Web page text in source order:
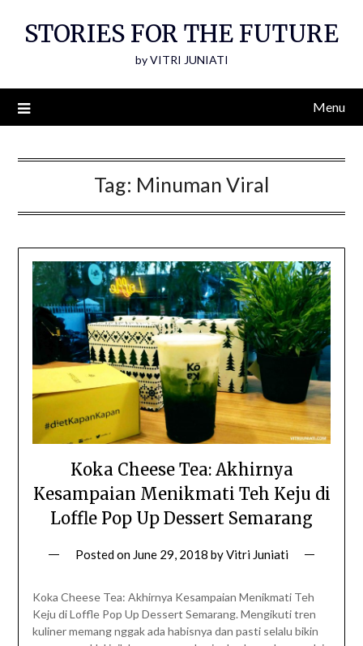
STORIES FOR THE FUTURE
by VITRI JUNIATI
Menu
Tag: Minuman Viral
Koka Cheese Tea: Akhirnya
Kesampaian Menikmati Teh Keju di
Loffle Pop Up Dessert Semarang
Posted on June 29, 2018 byVitri Juniati
Koka Cheese Tea: Akhirnya Kesampaian Menikmati Teh
Keju di Loffle Pop Up Dessert Semarang. Mengikuti tren
kuliner memang nggak ada habisnya dan pasti selalu bikin